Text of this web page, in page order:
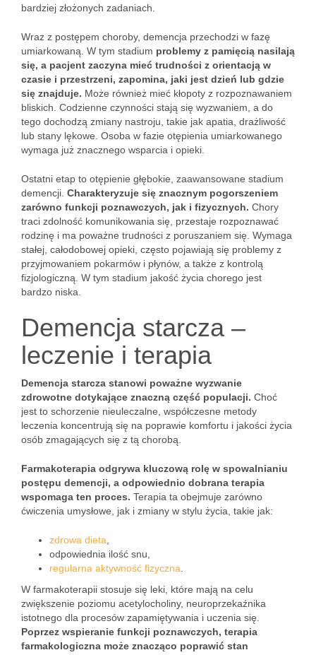
bardziej złożonych zadaniach.
Wraz z postępem choroby, demencja przechodzi w fazę
umiarkowaną. W tym stadium problemy z pamięcią nasilają
się, a pacjent zaczyna mieć trudności z orientacją w
czasie i przestrzeni, zapomina, jaki jest dzień lub gdzie
się znajduje. Może również mieć kłopoty z rozpoznawaniem
bliskich. Codzienne czynności stają się wyzwaniem, a do
tego dochodzą zmiany nastroju, takie jak apatia, drażliwość
lub stany lękowe. Osoba w fazie otępienia umiarkowanego
wymaga już znacznego wsparcia i opieki.
Ostatni etap to otępienie głębokie, zaawansowane stadium
demencji. Charakteryzuje się znacznym pogorszeniem
zarówno funkcji poznawczych, jak i fizycznych. Chory
traci zdolność komunikowania się, przestaje rozpoznawać
rodzinę i ma poważne trudności z poruszaniem się. Wymaga
stałej, całodobowej opieki, często pojawiają się problemy z
przyjmowaniem pokarmów i płynów, a także z kontrolą
fizjologiczną. W tym stadium jakość życia chorego jest
bardzo niska.
Demencja starcza –
leczenie i terapia
Demencja starcza stanowi poważne wyzwanie
zdrowotne dotykające znaczną część populacji. Choć
jest to schorzenie nieuleczalne, współczesne metody
leczenia koncentrują się na poprawie komfortu i jakości życia
osób zmagających się z tą chorobą.
Farmakoterapia odgrywa kluczową rolę w spowalnianiu
postępu demencji, a odpowiednio dobrana terapia
wspomaga ten proces. Terapia ta obejmuje zarówno
ćwiczenia umysłowe, jak i zmiany w stylu życia, takie jak:
zdrowa dieta
odpowiednia ilość snu,
regularna aktywność fizyczna
W farmakoterapii stosuje się leki, które mają na celu
zwiększenie poziomu acetylocholiny, neuroprzekaźnika
istotnego dla procesów zapamiętywania i uczenia się.
Poprzez wspieranie funkcji poznawczych, terapia
farmakologiczna może znacząco poprawić stan